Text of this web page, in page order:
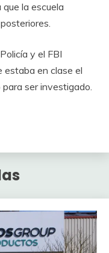
la escuela
y el FBI
estaba en clase el
ser investigado.